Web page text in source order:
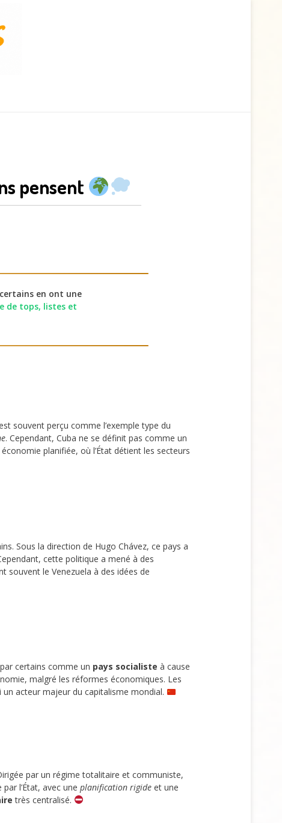
pensent
en ont une
de tops, listes et
souvent perçu comme l’exemple type du
. Cependant, Cuba ne se définit pas comme un
planifiée, où l’État détient les secteurs
Sous la direction de Hugo Chávez, ce pays a
cette politique a mené à des
souvent le Venezuela à des idées de
certains comme un pays socialiste à cause
malgré les réformes économiques. Les
un acteur majeur du capitalisme mondial.
par un régime totalitaire et communiste,
l’État, avec une planification rigide et une
très centralisé.